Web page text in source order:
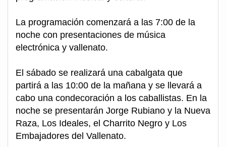
La programación comenzará a las 7:00 de la
noche con presentaciones de música
electrónica y vallenato.
El sábado se realizará una cabalgata que
partirá a las 10:00 de la mañana y se llevará a
cabo una condecoración a los caballistas. En la
noche se presentarán Jorge Rubiano y la Nueva
Raza, Los Ideales, el Charrito Negro y Los
Embajadores del Vallenato.